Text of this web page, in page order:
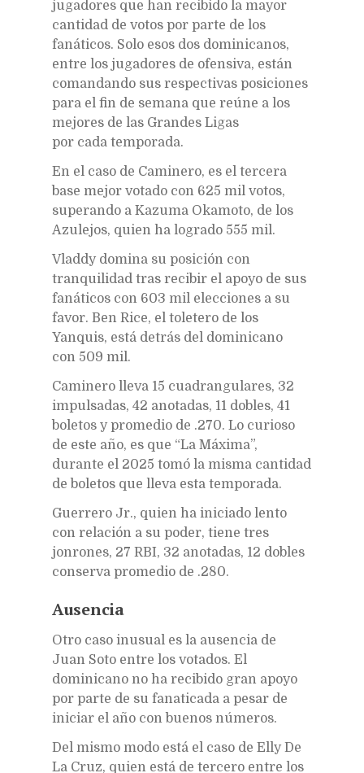
jugadores que han recibido la mayor
cantidad de votos por parte de los
fanáticos. Solo esos dos dominicanos,
entre los jugadores de ofensiva, están
comandando sus respectivas posiciones
para el fin de semana que reúne a los
mejores de las Grandes Ligas
por cada temporada.
En el caso de Caminero, es el tercera
base mejor votado con 625 mil votos,
superando a Kazuma Okamoto, de los
Azulejos, quien ha logrado 555 mil.
Vladdy domina su posición con
tranquilidad tras recibir el apoyo de sus
fanáticos con 603 mil elecciones a su
favor. Ben Rice, el toletero de los
Yanquis, está detrás del dominicano
con 509 mil.
Caminero lleva 15 cuadrangulares, 32
impulsadas, 42 anotadas, 11 dobles, 41
boletos y promedio de .270. Lo curioso
de este año, es que “La Máxima”,
durante el 2025 tomó la misma cantidad
de boletos que lleva esta temporada.
Guerrero Jr., quien ha iniciado lento
con relación a su poder, tiene tres
jonrones, 27 RBI, 32 anotadas, 12 dobles
conserva promedio de .280.
Ausencia
Otro caso inusual es la ausencia de
Juan Soto entre los votados. El
dominicano no ha recibido gran apoyo
por parte de su fanaticada a pesar de
iniciar el año con buenos números.
Del mismo modo está el caso de Elly De
La Cruz, quien está de tercero entre los